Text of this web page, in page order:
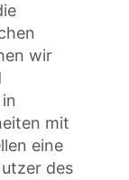
wir
mit
eine
des